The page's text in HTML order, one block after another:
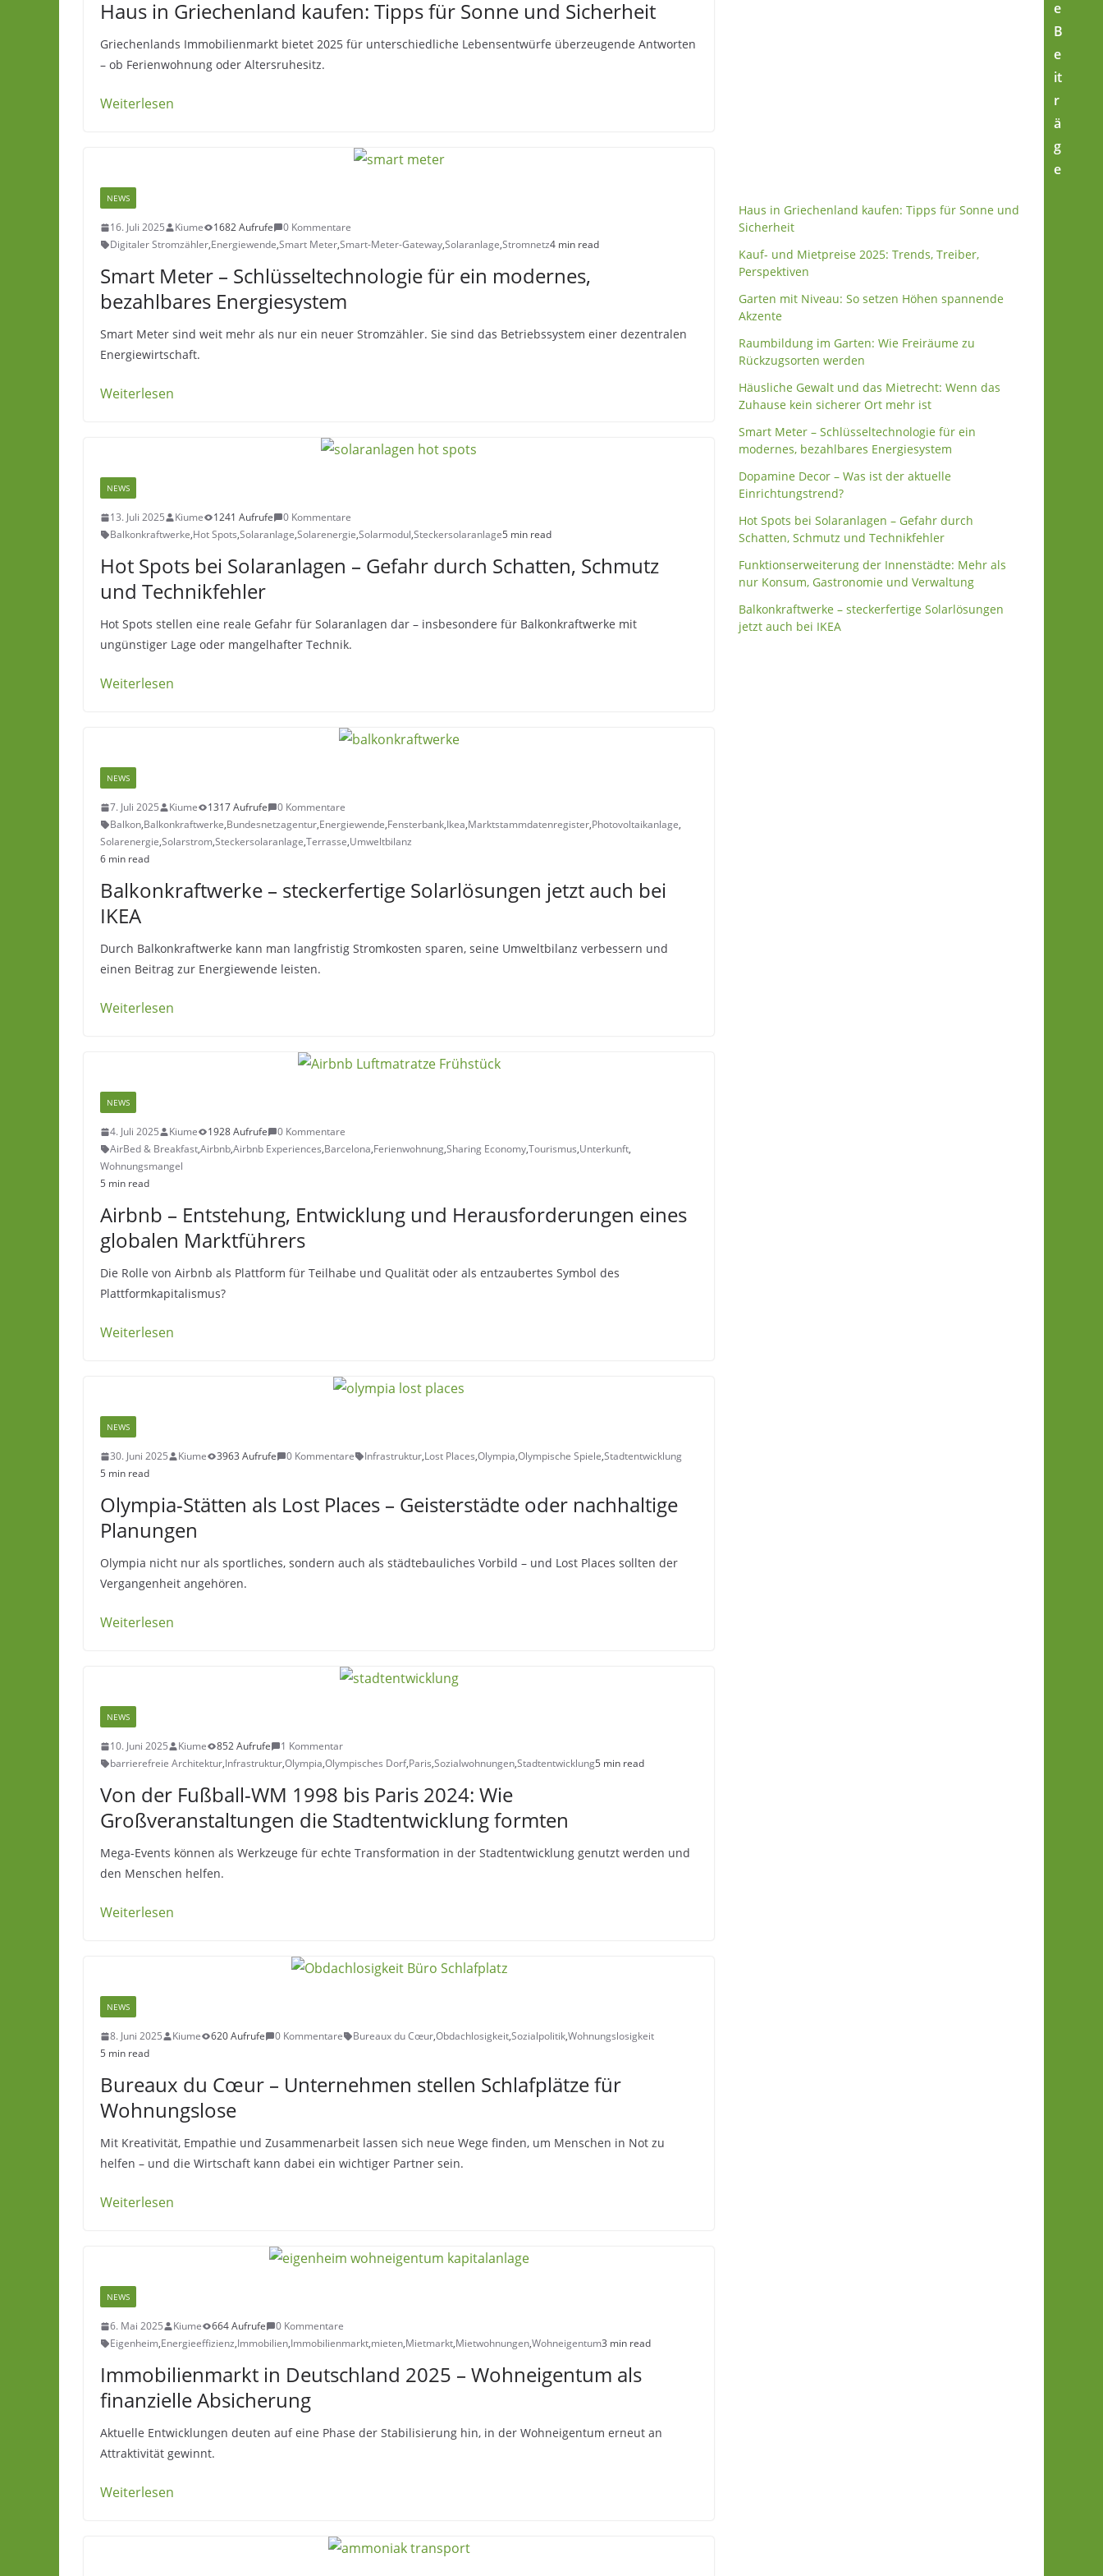
Haus in Griechenland kaufen: Tipps für Sonne und Sicherheit
Griechenlands Immobilienmarkt bietet 2025 für unterschiedliche Lebensentwürfe überzeugende Antworten
– ob Ferienwohnung oder Altersruhesitz.
Weiterlesen
NEWS
16. Juli 2025 Kiume 1682 Aufrufe
0 Kommentare
Digitaler Stromzähler,Energiewende,Smart Meter,Smart-Meter-Gateway,Solaranlage,Stromnetz4 min read
Smart Meter – Schlüsseltechnologie für ein modernes,
bezahlbares Energiesystem
Smart Meter sind weit mehr als nur ein neuer Stromzähler. Sie sind das Betriebssystem einer dezentralen
Energiewirtschaft.
Weiterlesen
NEWS
13. Juli 2025 Kiume 1241 Aufrufe
0 Kommentare
Balkonkraftwerke,Hot Spots,Solaranlage,Solarenergie,Solarmodul,Steckersolaranlage5 min read
Hot Spots bei Solaranlagen – Gefahr durch Schatten, Schmutz
und Technikfehler
Hot Spots stellen eine reale Gefahr für Solaranlagen dar – insbesondere für Balkonkraftwerke mit
ungünstiger Lage oder mangelhafter Technik.
Weiterlesen
NEWS
7. Juli 2025 Kiume 1317 Aufrufe
0 Kommentare
Balkon,Balkonkraftwerke,Bundesnetzagentur,Energiewende,Fensterbank,Ikea,Marktstammdatenregister,Photovoltaikanlage,
Solarenergie,Solarstrom,Steckersolaranlage,Terrasse,Umweltbilanz
6 min read
Balkonkraftwerke – steckerfertige Solarlösungen jetzt auch bei
IKEA
Durch Balkonkraftwerke kann man langfristig Stromkosten sparen, seine Umweltbilanz verbessern und
einen Beitrag zur Energiewende leisten.
Weiterlesen
NEWS
4. Juli 2025 Kiume 1928 Aufrufe
0 Kommentare
AirBed & Breakfast,Airbnb,Airbnb Experiences,Barcelona,Ferienwohnung,Sharing Economy,Tourismus,Unterkunft,
Wohnungsmangel
5 min read
Airbnb – Entstehung, Entwicklung und Herausforderungen eines
globalen Marktführers
Die Rolle von Airbnb als Plattform für Teilhabe und Qualität oder als entzaubertes Symbol des
Plattformkapitalismus?
Weiterlesen
NEWS
30. Juni 2025 Kiume 3963 Aufrufe 0 Kommentare Infrastruktur,Lost Places,Olympia,Olympische Spiele,Stadtentwicklung
5 min read
Olympia-Stätten als Lost Places – Geisterstädte oder nachhaltige
Planungen
Olympia nicht nur als sportliches, sondern auch als städtebauliches Vorbild – und Lost Places sollten der
Vergangenheit angehören.
Weiterlesen
NEWS
10. Juni 2025 Kiume 852 Aufrufe
1 Kommentar
barrierefreie Architektur,Infrastruktur,Olympia,Olympisches Dorf,Paris,Sozialwohnungen,Stadtentwicklung5 min read
Von der Fußball-WM 1998 bis Paris 2024: Wie
Großveranstaltungen die Stadtentwicklung formten
Mega-Events können als Werkzeuge für echte Transformation in der Stadtentwicklung genutzt werden und
den Menschen helfen.
Weiterlesen
NEWS
8. Juni 2025 Kiume 620 Aufrufe 0 Kommentare Bureaux du Cœur,Obdachlosigkeit,Sozialpolitik,Wohnungslosigkeit
5 min read
Bureaux du Cœur – Unternehmen stellen Schlafplätze für
Wohnungslose
Mit Kreativität, Empathie und Zusammenarbeit lassen sich neue Wege finden, um Menschen in Not zu
helfen – und die Wirtschaft kann dabei ein wichtiger Partner sein.
Weiterlesen
NEWS
6. Mai 2025 Kiume 664 Aufrufe
0 Kommentare
Eigenheim,Energieeffizienz,Immobilien,Immobilienmarkt,mieten,Mietmarkt,Mietwohnungen,Wohneigentum3 min read
Immobilienmarkt in Deutschland 2025 – Wohneigentum als
finanzielle Absicherung
Aktuelle Entwicklungen deuten auf eine Phase der Stabilisierung hin, in der Wohneigentum erneut an
Attraktivität gewinnt.
Weiterlesen
e
B
e
it
r
ä
g
e
Haus in Griechenland kaufen: Tipps für Sonne und
Sicherheit
Kauf- und Mietpreise 2025: Trends, Treiber,
Perspektiven
Garten mit Niveau: So setzen Höhen spannende
Akzente
Raumbildung im Garten: Wie Freiräume zu
Rückzugsorten werden
Häusliche Gewalt und das Mietrecht: Wenn das
Zuhause kein sicherer Ort mehr ist
Smart Meter – Schlüsseltechnologie für ein
modernes, bezahlbares Energiesystem
Dopamine Decor – Was ist der aktuelle
Einrichtungstrend?
Hot Spots bei Solaranlagen – Gefahr durch
Schatten, Schmutz und Technikfehler
Funktionserweiterung der Innenstädte: Mehr als
nur Konsum, Gastronomie und Verwaltung
Balkonkraftwerke – steckerfertige Solarlösungen
jetzt auch bei IKEA